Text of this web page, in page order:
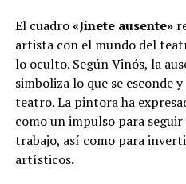
El cuadro«Jinete ausente»
artista con el mundo del
lo oculto. Según Vinós, la
simboliza lo que se esconde
teatro. La pintora ha
como un impulso para
trabajo, así como para
artísticos.